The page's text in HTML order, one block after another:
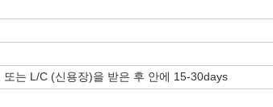
또는 L/C (신용장)을 받은 후 안에 15-30days